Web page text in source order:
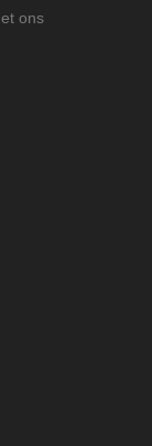
ons